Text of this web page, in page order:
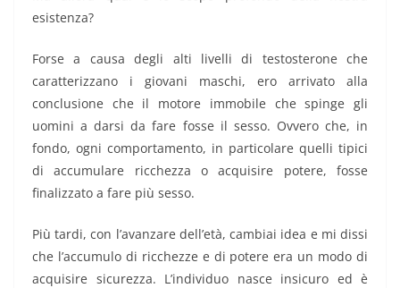
esistenza?
Forse a causa degli alti livelli di testosterone che
caratterizzano i giovani maschi, ero arrivato alla
conclusione che il motore immobile che spinge gli
uomini a darsi da fare fosse il sesso. Ovvero che, in
fondo, ogni comportamento, in particolare quelli tipici
di accumulare ricchezza o acquisire potere, fosse
finalizzato a fare più sesso.
Più tardi, con l’avanzare dell’età, cambiai idea e mi dissi
che l’accumulo di ricchezze e di potere era un modo di
acquisire sicurezza. L’individuo nasce insicuro ed è